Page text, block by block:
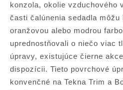
konzola, okolie vzduchového
časti čalúnenia sedadla
oranžovou alebo modrou
uprednostňovali o niečo viac
úpravy, existujúce čierne
dispozícii. Tieto povrchové
konvenčné na Tekna Trim a